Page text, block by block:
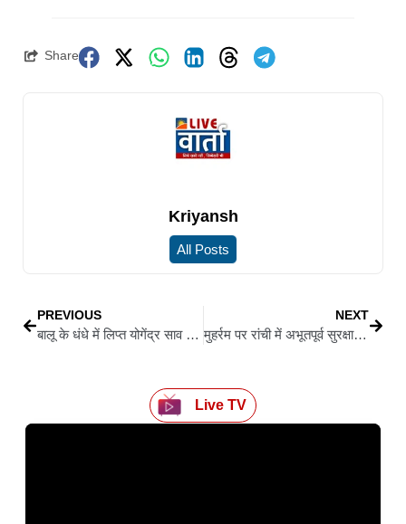
Share
Kriyansh
All Posts
PREVIOUS
बालू के धंधे में लिप्त योगेंद्र साव के बेटे की जमीन खरीद की ईडी जांच रिपोर्ट
NEXT
मुहर्रम पर रांची में अभूतपूर्व सुरक्षा व्यवस्था, फ्लैग मार्च और सौहार्द का संदेश
Live TV